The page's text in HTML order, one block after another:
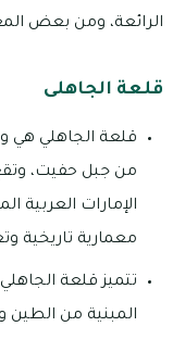
الرائعة، ومن بعض
قلعة الجاهلى
قلعة الجاهلي هي
من جبل حفيت،
الإمارات العربية
معمارية تاريخية
تتميز قلعة
المبنية من الطين